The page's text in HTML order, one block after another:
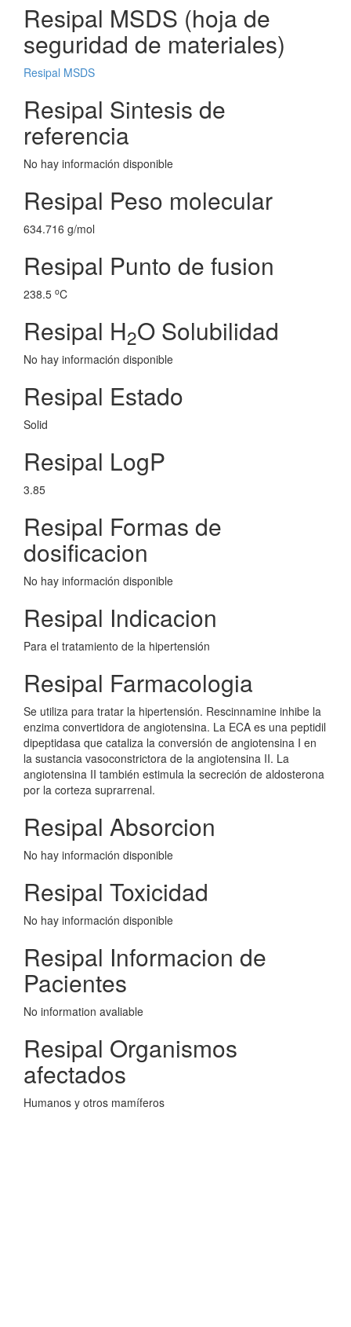
Resipal MSDS (hoja de
seguridad de materiales)
Resipal MSDS
Resipal Sintesis de
referencia
No hay información disponible
Resipal Peso molecular
634.716 g/mol
Resipal Punto de fusion
238.5 oC
Resipal H2O Solubilidad
No hay información disponible
Resipal Estado
Solid
Resipal LogP
3.85
Resipal Formas de
dosificacion
No hay información disponible
Resipal Indicacion
Para el tratamiento de la hipertensión
Resipal Farmacologia
Se utiliza para tratar la hipertensión. Rescinnamine inhibe la
enzima convertidora de angiotensina. La ECA es una peptidil
dipeptidasa que cataliza la conversión de angiotensina I en
la sustancia vasoconstrictora de la angiotensina II. La
angiotensina II también estimula la secreción de aldosterona
por la corteza suprarrenal.
Resipal Absorcion
No hay información disponible
Resipal Toxicidad
No hay información disponible
Resipal Informacion de
Pacientes
No information avaliable
Resipal Organismos
afectados
Humanos y otros mamíferos